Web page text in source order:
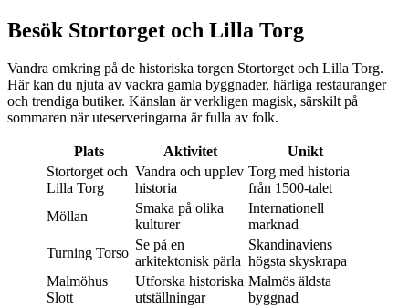
Besök Stortorget och Lilla Torg
Vandra omkring på de historiska torgen Stortorget och Lilla Torg.
Här kan du njuta av vackra gamla byggnader, härliga restauranger
och trendiga butiker. Känslan är verkligen magisk, särskilt på
sommaren när uteserveringarna är fulla av folk.
Plats Aktivitet
Unikt
Stortorget och
Lilla Torg
Vandra och upplev
historia
Torg med historia
från 1500-talet
Möllan
Smaka på olika
kulturer
Internationell
marknad
Turning Torso
Se på en
arkitektonisk pärla
Skandinaviens
högsta skyskrapa
Malmöhus
Slott
Utforska historiska
utställningar
Malmös äldsta
byggnad